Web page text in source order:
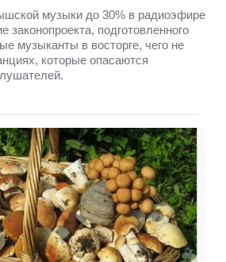
музыки до 30% в радиоэфире
законопроекта, подготовленного
музыканты в восторге, чего не
которые опасаются